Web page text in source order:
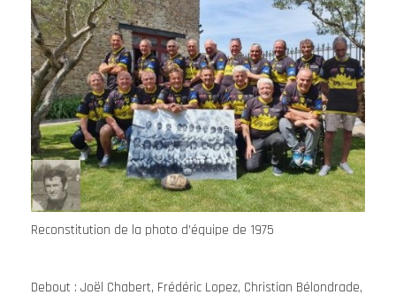
Reconstitution de la photo d’équipe de 1975
Debout : Joël Chabert, Frédéric Lopez, Christian Bélondrade,